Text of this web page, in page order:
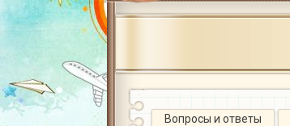
Вопросы и ответы